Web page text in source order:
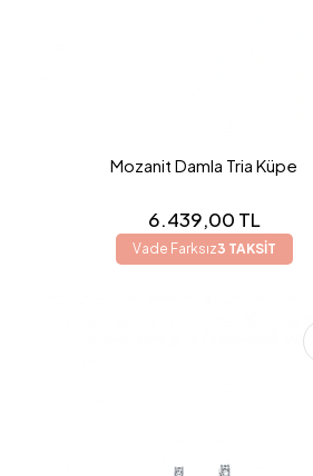
Mozanit Damla Tria Küpe
6.439,00 TL
Vade Farksız3 TAKSİT